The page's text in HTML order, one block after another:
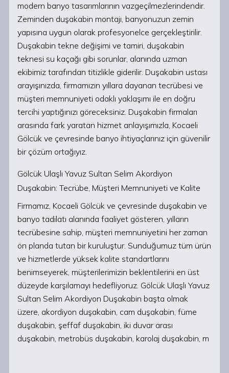
modern banyo tasarımlarının vazgeçilmezlerindendir.
Zeminden duşakabin montajı, banyonuzun zemin
yapısına uygun olarak profesyonelce gerçekleştirilir.
Duşakabin tekne değişimi ve tamiri, duşakabin
teknesi su kaçağı gibi sorunlar, alanında uzman
ekibimiz tarafından titizlikle giderilir. Duşakabin ustası
arayışınızda, firmamızın yıllara dayanan tecrübesi ve
müşteri memnuniyeti odaklı yaklaşımı ile en doğru
tercihi yaptığınızı göreceksiniz. Duşakabin firmaları
arasında fark yaratan hizmet anlayışımızla, Kocaeli
Gölcük ve çevresinde banyo ihtiyaçlarınız için güvenilir
bir çözüm ortağıyız.
Gölcük Ulaşlı Yavuz Sultan Selim Akordiyon
Duşakabin: Tecrübe, Müşteri Memnuniyeti ve Kalite
Firmamız, Kocaeli Gölcük ve çevresinde duşakabin ve
banyo tadilatı alanında faaliyet gösteren, yılların
tecrübesine sahip, müşteri memnuniyetini her zaman
ön planda tutan bir kuruluştur. Sunduğumuz tüm ürün
ve hizmetlerde yüksek kalite standartlarını
benimseyerek, müşterilerimizin beklentilerini en üst
düzeyde karşılamayı hedefliyoruz. Gölcük Ulaşlı Yavuz
Sultan Selim Akordiyon Duşakabin başta olmak
üzere, akordiyon duşakabin, cam duşakabin, füme
duşakabin, şeffaf duşakabin, iki duvar arası
duşakabin, metrobüs duşakabin, karolaj duşakabin, m